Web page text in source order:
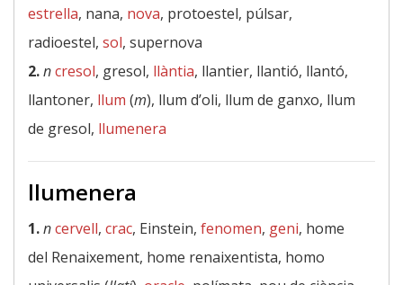
estrella, nana, nova, protoestel, púlsar,
radioestel, sol, supernova
2.ncresol, gresol, llàntia, llantier, llantió, llantó,
llantoner, llum (m), llum d’oli, llum de ganxo, llum
de gresol, llumenera
llumenera
1.ncervell, crac, Einstein, fenomen, geni, home
del Renaixement, home renaixentista, homo